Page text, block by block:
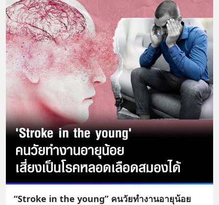
“Stroke in the young” คนวัยทำงานอายุน้อย